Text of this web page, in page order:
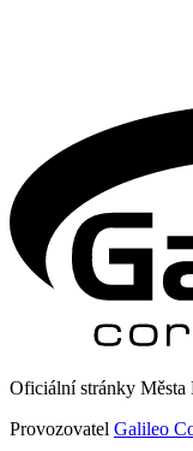
Oficiální stránky
Provozovatel Galileo